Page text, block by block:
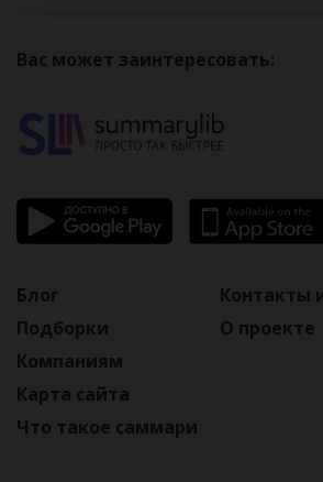
Вас может заинтересовать:
Блог
Подборки
Компаниям
Карта сайта
Что такое саммари
Контакты
О проекте